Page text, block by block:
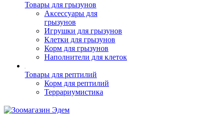
Товары для грызунов
Аксессуары для
грызунов
Игрушки для грызунов
Клетки для грызунов
Корм для грызунов
Наполнители для клеток
Товары для рептилий
Корм для рептилий
Террариумистика